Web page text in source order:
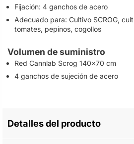
Fijación: 4 ganchos de acero
Adecuado para: Cultivo SCROG,
tomates, pepinos, cogollos
Volumen de suministro
Red Cannlab Scrog 140x70 cm
4 ganchos de sujeción de acero
Detalles del producto